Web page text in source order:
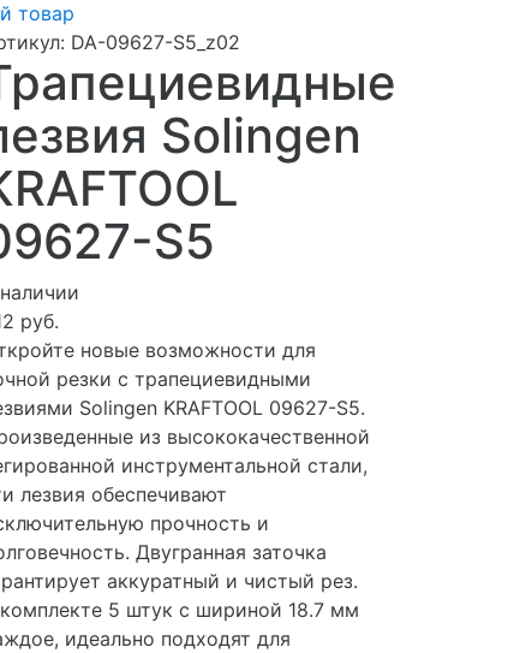
товар
DA-09627-S5_z02
Solingen
S5
руб.
новые возможности для
резки с трапециевидными
Solingen KRAFTOOL 09627-S5.
из высококачественной
инструментальной стали,
лезвия обеспечивают
прочность и
Двугранная заточка
аккуратный и чистый рез.
5 штук с шириной 18.7 мм
идеально подходят для